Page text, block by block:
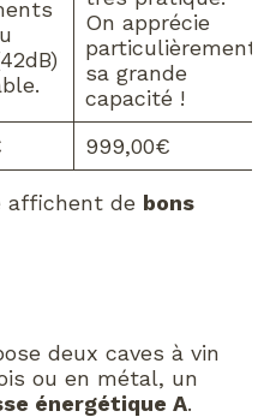
On apprécie
particulièrement
sa grande
capacité !
999,00€
affichent de bons
deux caves à vin
ou en métal, un
énergétique A.